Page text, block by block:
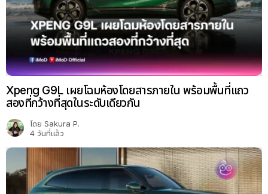
Xpeng G9L เผยโฉมห้องโดยสารภายใน พร้อมพื้นที่แถว
สองที่กว้างที่สุดในระดับเดียวกัน
โดย Sakura P.
4 วันที่แล้ว